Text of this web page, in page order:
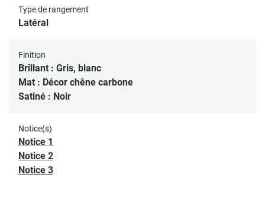
Type de rangement
Latéral
Finition
Brillant : Gris, blanc
Mat : Décor chêne carbone
Satiné : Noir
Notice(s)
Notice 1
Notice 2
Notice 3